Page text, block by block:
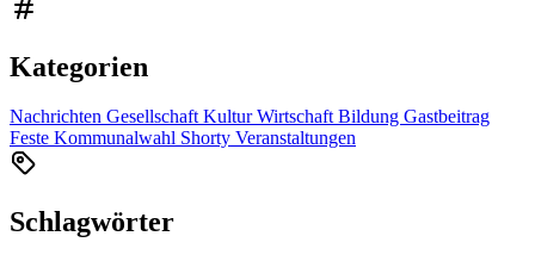
Kategorien
Nachrichten GesellschaftKulturWirtschaftBildung Gastbeitrag
Feste Kommunalwahl Shorty Veranstaltungen
Schlagwörter